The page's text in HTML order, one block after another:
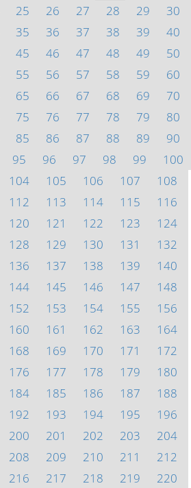
25 26 27 28 29
30
35 36 37 38 39
40
45 46 47 48 49
50
55 56 57 58 59
60
65 66 67 68 69
70
75 76 77 78 79
80
85 86 87 88 89
90
95 96 97 98 99
100
104 105 106 107
108
112 113 114 115
116
120 121 122 123
124
128 129 130 131
132
136 137 138 139
140
144 145 146 147
148
152 153 154 155
156
160 161 162 163
164
168 169 170 171
172
176 177 178 179
180
184 185 186 187
188
192 193 194 195
196
200 201 202 203
204
208 209 210 211
212
216 217 218 219
220